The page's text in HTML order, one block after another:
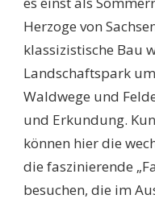
Herzoge von
klassizistische Bau
Landschaftspark
Waldwege und
und Erkundung.
können hier die
die faszinierende
besuchen, die im